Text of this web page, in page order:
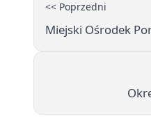
<< Poprzedni
Miejski Ośrodek